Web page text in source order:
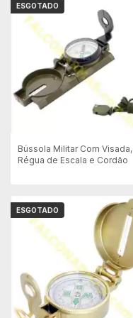
ESGOTADO
Bússola Militar Com Visada,
Régua de Escala e Cordão
ESGOTADO